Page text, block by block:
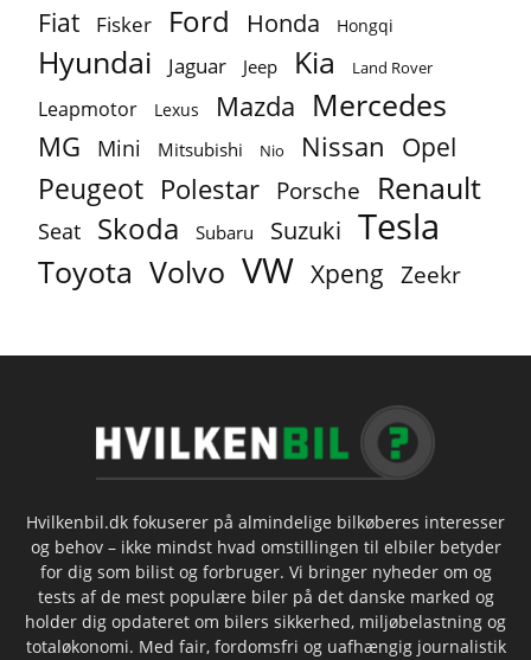
Fiat Fisker Ford Honda Hongqi
Hyundai Jaguar Jeep Kia Land Rover
Leapmotor Lexus Mazda Mercedes
MG Mini Mitsubishi Nio Nissan Opel
Peugeot Polestar Porsche Renault
Seat Skoda Subaru Suzuki Tesla
Toyota Volvo VW Xpeng Zeekr
Hvilkenbil.dk fokuserer på almindelige bilkøberes interesser
og behov – ikke mindst hvad omstillingen til elbiler betyder
for dig som bilist og forbruger. Vi bringer nyheder om og
tests af de mest populære biler på det danske marked og
holder dig opdateret om bilers sikkerhed, miljøbelastning og
totaløkonomi. Med fair, fordomsfri og uafhængig journalistik